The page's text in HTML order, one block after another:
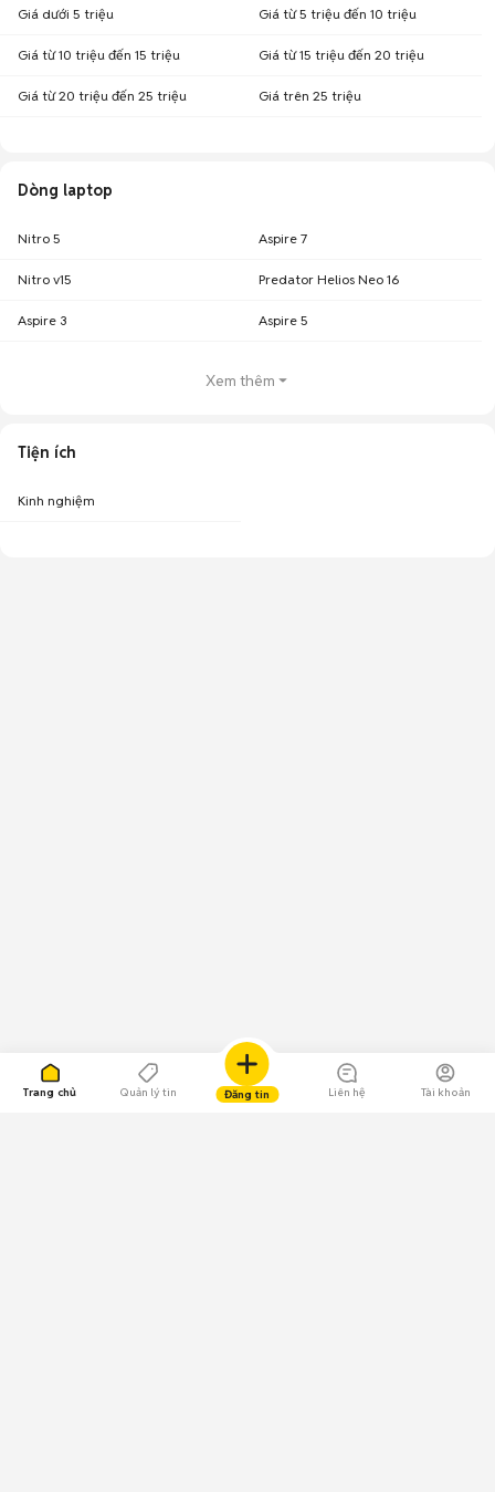
Trang chủ Quản lý tin Đăng tin Liên hệ Tài khoản
Giá dưới 5 triệu Giá từ 5 triệu đến 10 triệu
Giá từ 10 triệu đến 15 triệu Giá từ 15 triệu đến 20 triệu
Giá từ 20 triệu đến 25 triệu Giá trên 25 triệu
Dòng laptop
Nitro 5 Aspire 7
Nitro v15 Predator Helios Neo 16
Aspire 3 Aspire 5
Xem thêm
Tiện ích
Kinh nghiệm